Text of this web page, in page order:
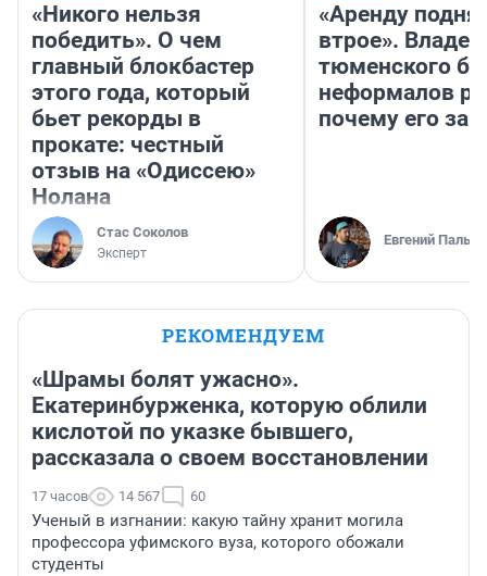
«Никого нельзя
победить». О чем
главный блокбастер
этого года, который
бьет рекорды в
прокате: честный
отзыв на «Одиссею»
Нолана
Стас Соколов
Эксперт
«Аренду
втрое».
тюменского
неформалов
почему его
Евгений
РЕКОМЕНДУЕМ
«Шрамы болят ужасно».
Екатеринбурженка, которую облили
кислотой по указке бывшего,
рассказала о своем восстановлении
17 часов 14 567 60
Ученый в изгнании: какую тайну хранит могила
профессора уфимского вуза, которого обожали
студенты